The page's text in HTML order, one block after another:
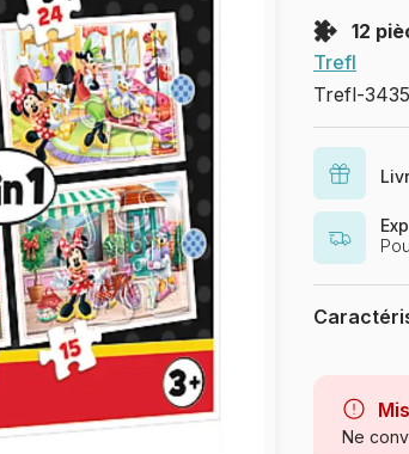
12
Trefl
Trefl-
Catégorie
Age
Ne